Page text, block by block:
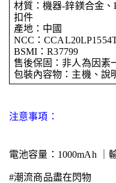
材質：機器-鋅鎂合金
扣件
產地：中國
NCC：
BSMI：R37799
售後保固：非人為因素
包裝內容物：主機、說
注意事項：
電池容量：1000mAh ｜
#潮流商品盡在閃物